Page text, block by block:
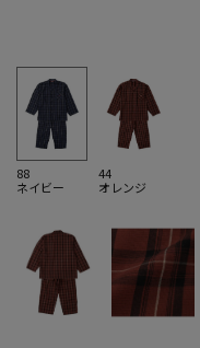
88
ネイビー
44
オレンジ